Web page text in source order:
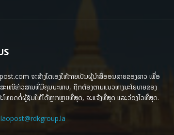
ຈະສ້າງໂຕເອງໃຫ້ກາຍເປັນຜູ້ນຳສື່ອອນລາຍຂອງລາວ ເພື່ອ
ະເໜີຂ່າວສານທີ່ມີຄຸນນະພາບ, ຖືກຕ້ອງຕາມແນວທາງນະໂຍບາຍຂອງ
ໂຫຍດຕໍ່ຜູ້ຊົມໃຫ້ໄດ້ຫຼາກຫຼາຍທີ່ສຸດ, ຈະແຈ້ງທີ່ສຸດ ແລະວ່ອງໄວທີ່ສຸດ.
laopost@rdkgroup.la